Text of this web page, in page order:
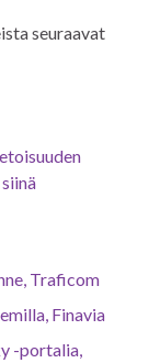
seuraavat
Traficom
Finavia
-portalia,